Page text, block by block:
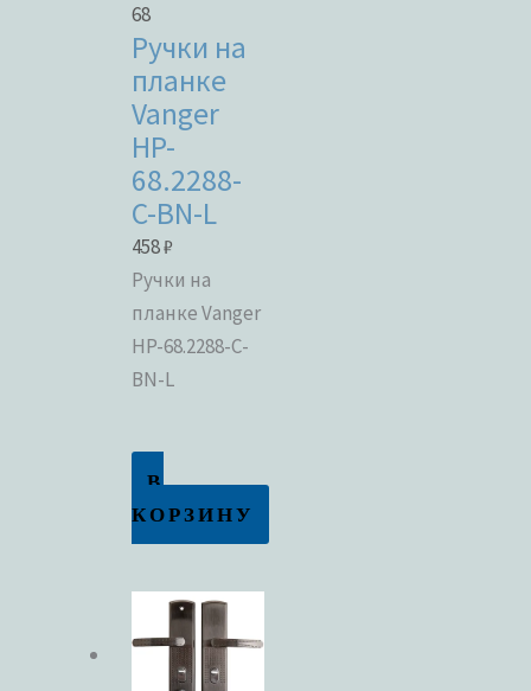
68
Ручки на
планке
Vanger
HP-
68.2288-
C-BN-L
458₽
Ручки на
планке Vanger
HP-68.2288-C-
BN-L
В
КОРЗИНУ